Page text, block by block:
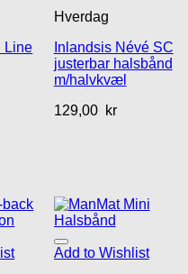
Line
Hverdag
Inlandsis Névé SC
justerbar halsbånd
m/halvkvæl
129,00 kr
Add to Wishlist